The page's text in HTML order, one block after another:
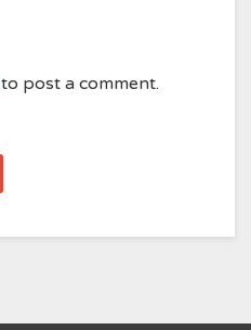
to post a comment.